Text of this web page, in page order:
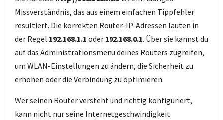
Missverständnis, das aus einem einfachen Tippfehler
resultiert. Die korrekten Router-IP-Adressen lauten in
der Regel 192.168.1.1 oder 192.168.0.1. Über sie kannst du
auf das Administrationsmenü deines Routers zugreifen,
um WLAN-Einstellungen zu ändern, die Sicherheit zu
erhöhen oder die Verbindung zu optimieren.
Wer seinen Router versteht und richtig konfiguriert,
kann nicht nur seine Internetgeschwindigkeit